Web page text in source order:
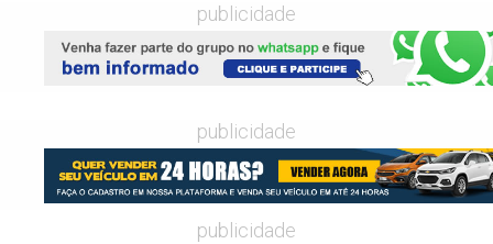
publicidade
publicidade
publicidade